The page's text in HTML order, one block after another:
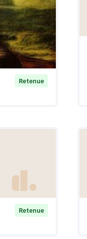
Retenue
Retenue